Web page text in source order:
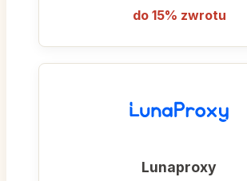
do 15% zwrotu
Lunaproxy